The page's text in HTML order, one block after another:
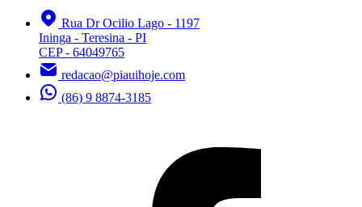
Rua Dr Ocilio Lago - 1197
Ininga - Teresina - PI
CEP - 64049765
redacao@piauihoje.com
(86) 9 8874-3185